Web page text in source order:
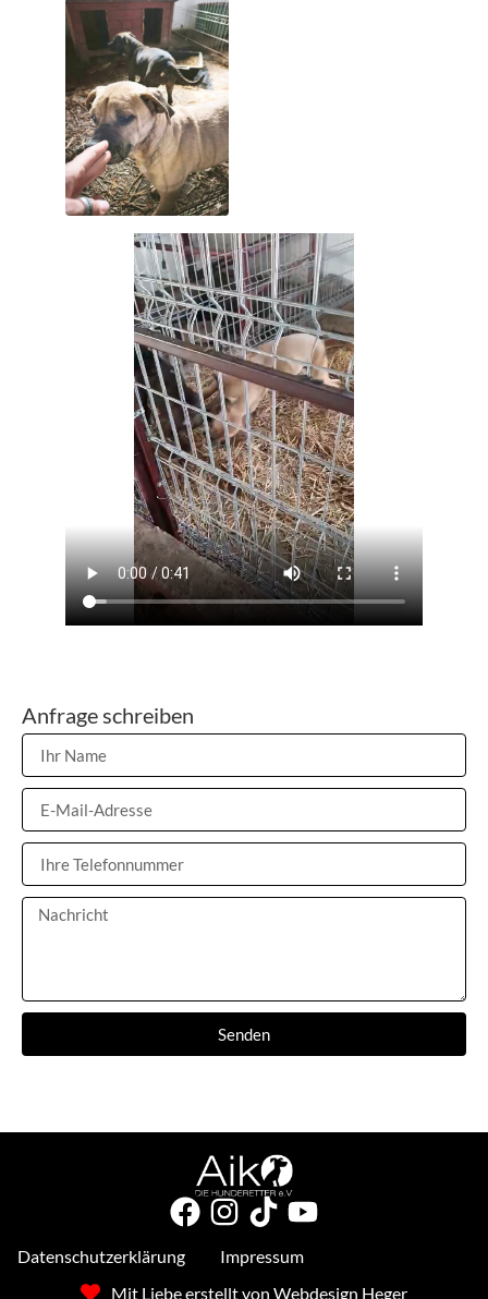
Anfrage schreiben
Senden
Datenschutzerklärung
Impressum
Mit Liebe erstellt von Webdesign Heger